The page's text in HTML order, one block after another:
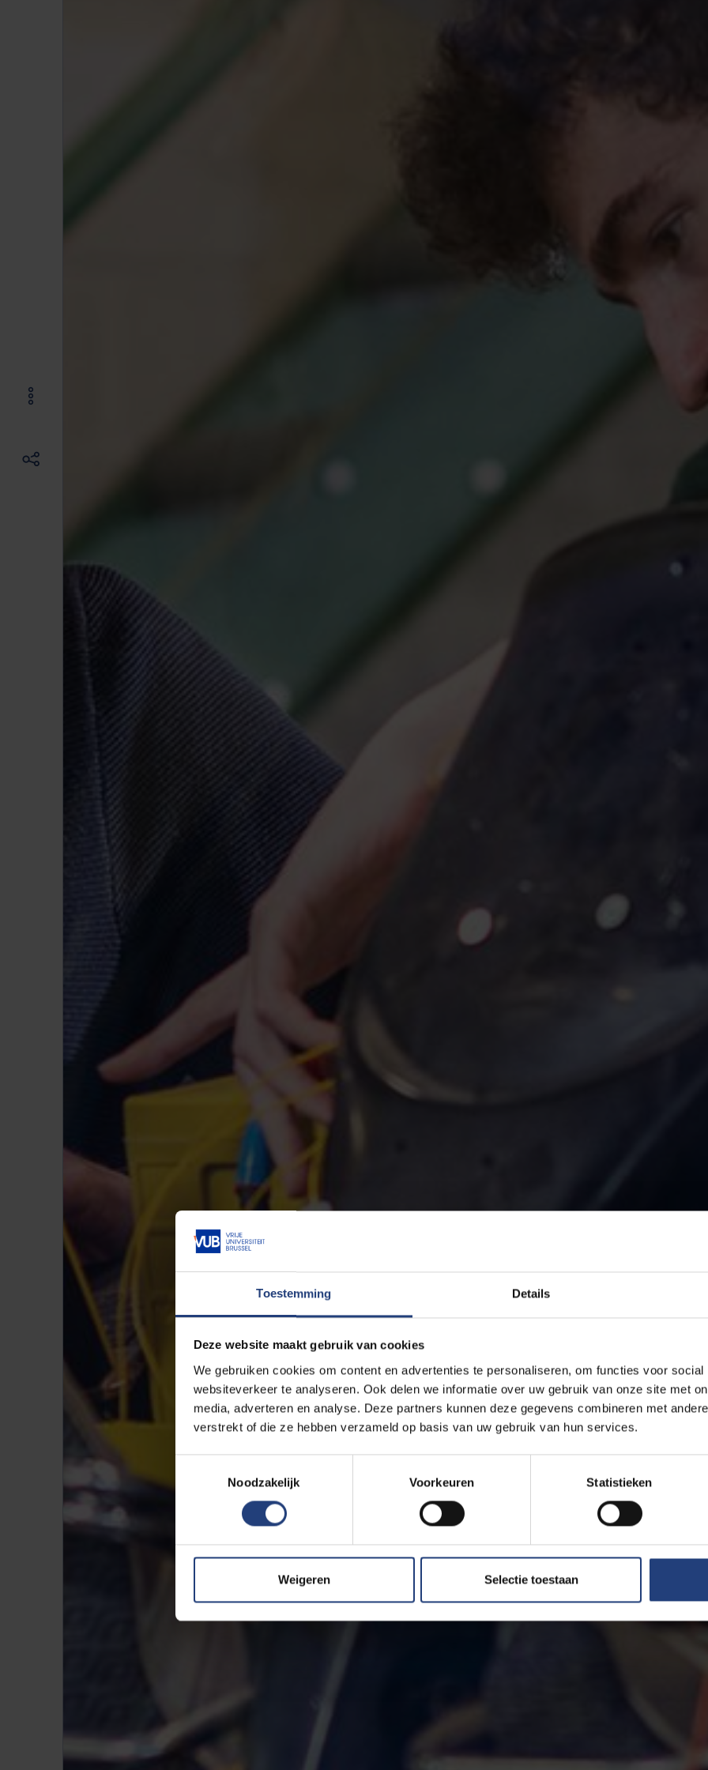
Toestemming Details
Deze website maakt gebruik van cookies
We gebruiken cookies om content en advertenties te personaliseren, om functies voor
websiteverkeer te analyseren. Ook delen we informatie over uw gebruik van onze site met
media, adverteren en analyse. Deze partners kunnen deze gegevens combineren met
verstrekt of die ze hebben verzameld op basis van uw gebruik van hun services.
Noodzakelijk
Voorkeuren Statistieken
Weigeren Selectie toestaan